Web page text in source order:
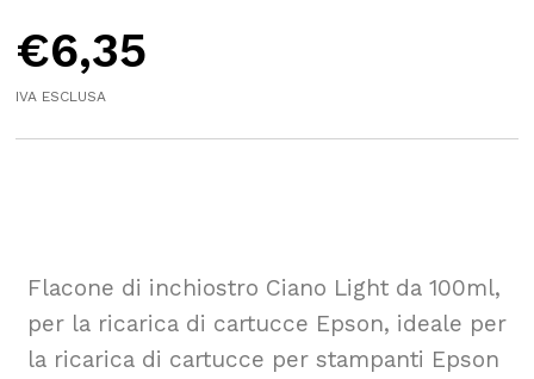
€6,35
IVA ESCLUSA
Flacone di inchiostro Ciano Light da 100ml,
per la ricarica di cartucce Epson, ideale per
la ricarica di cartucce per stampanti Epson